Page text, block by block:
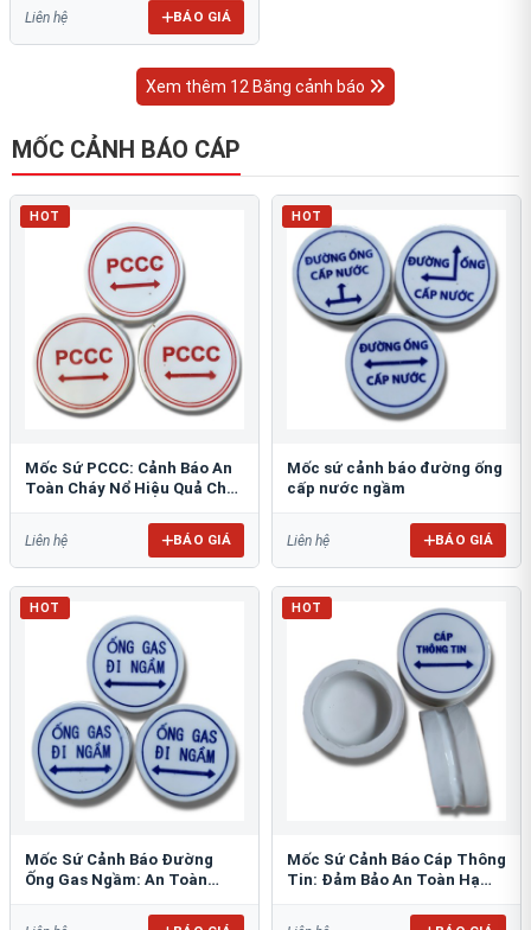
Liên hệ BÁO GIÁ
Xem thêm 12 Băng cảnh báo
MỐC CẢNH BÁO CÁP
HOT
Mốc Sứ PCCC: Cảnh Báo An
Toàn Cháy Nổ Hiệu Quả Cho
Liên hệ BÁO GIÁ
HOT
Mốc sứ cảnh báo đường ống
cấp nước ngầm
Liên hệ BÁO GIÁ
HOT
Mốc Sứ Cảnh Báo Đường
Ống Gas Ngầm: An Toàn
HOT
Mốc Sứ Cảnh Báo Cáp Thông
Tin: Đảm Bảo An Toàn Hạ